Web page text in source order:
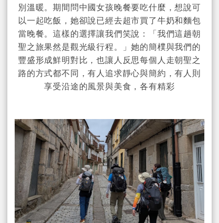
別溫暖。期間問中國女孩晚餐要吃什麼，想說可
以一起吃飯，她卻說已經去超市買了牛奶和麵包
當晚餐。這樣的選擇讓我們笑說：「我們這趟朝
聖之旅果然是觀光級行程。」她的簡樸與我們的
豐盛形成鮮明對比，也讓人反思每個人走朝聖之
路的方式都不同，有人追求靜心與簡約，有人則
享受沿途的風景與美食，各有精彩